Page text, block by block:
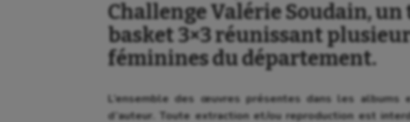
Challenge Valérie Soudain,
basket 3×3 réunissant
féminines du département.
L’ensemble des œuvres présentes dans les
d’auteur. Toute extraction et/ou reproduction est